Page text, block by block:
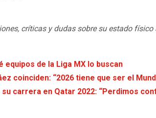
críticas y dudas sobre su estado
equipos de la Liga MX lo buscan
coinciden: “2026 tiene que ser el
carrera en Qatar 2022: “Perdimos